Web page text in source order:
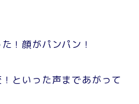
！顔がパンパン！
といった声まであがって